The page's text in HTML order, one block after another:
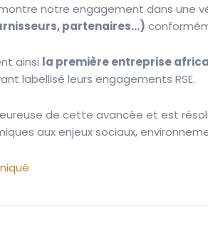
notre engagement dans une
partenaires…)
ainsi la première entreprise
labellisé leurs engagements RSE.
de cette avancée et est
aux enjeux sociaux,